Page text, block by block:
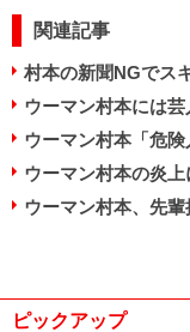
関連記事
村本の新聞NGでス
ウーマン村本には
ウーマン村本「危
ウーマン村本の炎
ウーマン村本、先
ピックアップ